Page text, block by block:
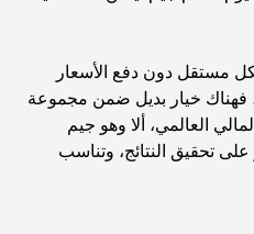
دبي المالي العالمي:
العربية المتحدة: دليل شامل
العالمي: رعاية طبية عالمية
مستقل دون دفع الأسعار
فهناك خيار بديل ضمن مجموعة
العالمي، ألا وهو جيم
تحقيق النتائج، وتناسب